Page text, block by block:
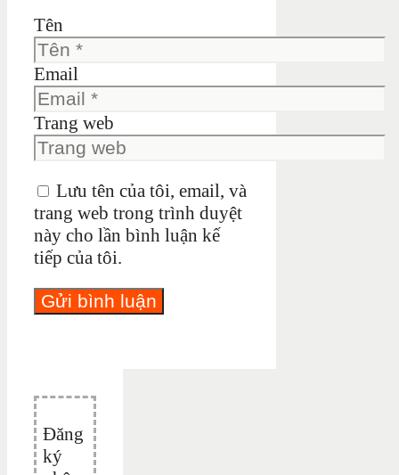
Tên
Email
Trang web
Lưu tên của tôi, email, và
trang web trong trình duyệt
này cho lần bình luận kế
tiếp của tôi.
Đăng
ký